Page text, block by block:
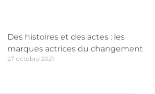
Des histoires et des actes : les
marques actrices du changement
27 octobre 2021